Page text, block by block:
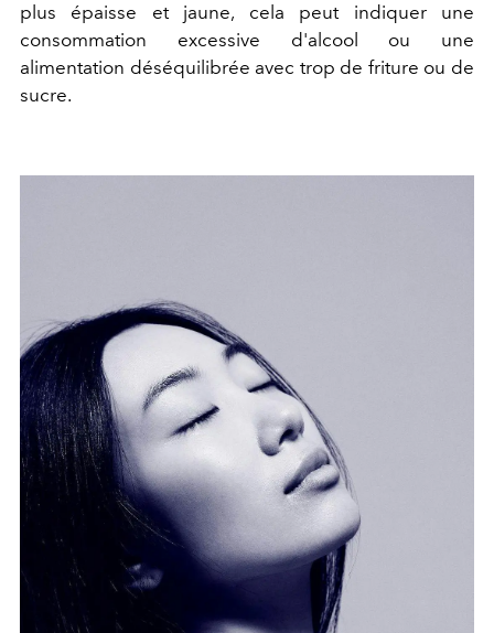
plus épaisse et jaune, cela peut indiquer une
consommation excessive d'alcool ou une
alimentation déséquilibrée avec trop de friture ou de
sucre.